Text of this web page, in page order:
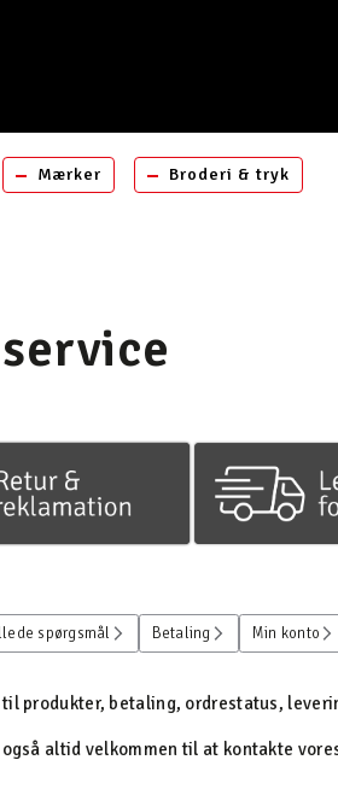
Mærker Broderi & tryk
spørgsmål Betaling Min konto
produkter, betaling, ordrestatus,
altid velkommen til at kontakte